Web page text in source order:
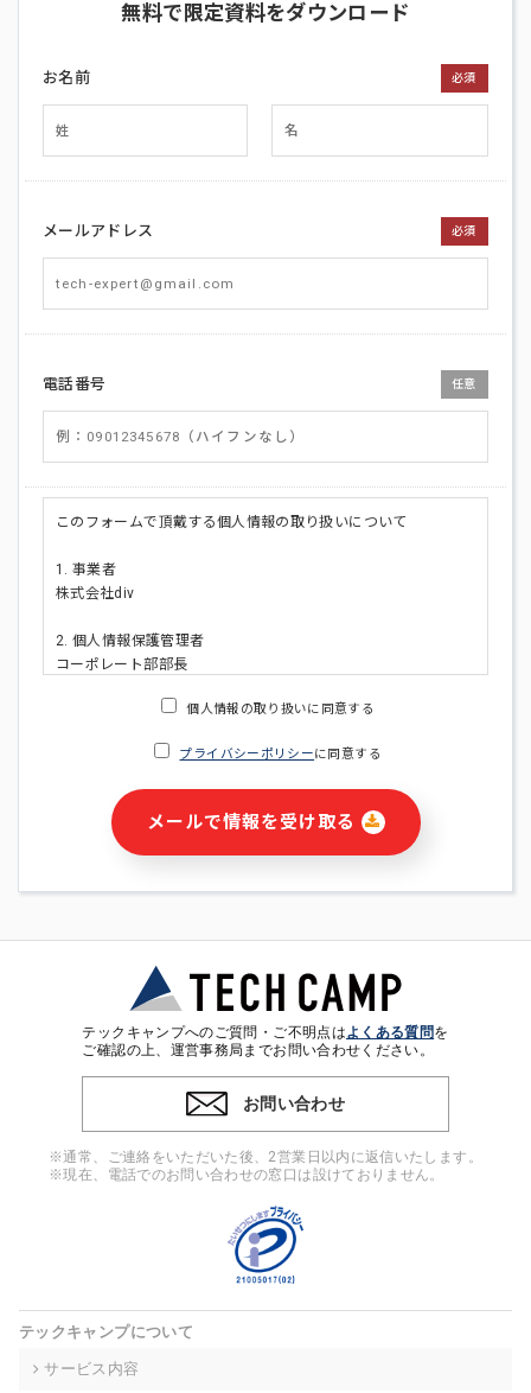
無料で限定資料をダウンロード
お名前 必須
メールアドレス 必須
電話番号 任意
このフォームで頂戴する個人情報の取り扱いについて
1. 事業者
株式会社div
2. 個人情報保護管理者
コーポレート部部長
・ご請求された資料の送付のため
・本サービス及び本サービスに関連する情報(当社及び第三者の
サービス又は商品等の広告配信・宣伝を含みますが、それらに
・個人(法人の場合は担当者)を識別できない形式に加工した統
計情報の作成および利用
※上記の利用目的に基づいた本人への連絡及び配信について
4. 個人情報の第三者提供
ンをとるために、氏名等の一部の情報をサービス内で使用する
チャットツールで発信することにより、本サービスの他の利用
者等に提供することがあります。
当社は事業運営上、前項利用目的の範囲に限って個人情報を外
高い委託先を選定し、個人情報の適正管理・機密保持について
個人情報の取り扱いに同意する
プライバシーポリシーに同意する
メールで情報を受け取る
テックキャンプへのご質問・ご不明点はよくある質問を
ご確認の上、運営事務局までお問い合わせください。
お問い合わせ
※通常、ご連絡をいただいた後、2営業日以内に返信いたします。
※現在、電話でのお問い合わせの窓口は設けておりません。
テックキャンプについて
サービス内容